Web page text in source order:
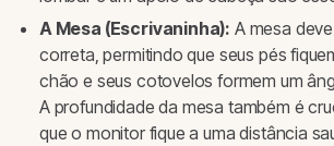
A Mesa (Escrivaninha): A mesa
correta, permitindo que seus pés
chão e seus cotovelos formem um
A profundidade da mesa também é
que o monitor fique a uma distância